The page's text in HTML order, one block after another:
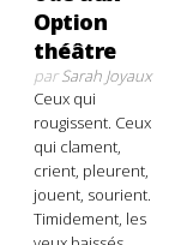
Option
théâtre
parSarah Joyaux
Ceux qui
rougissent. Ceux
qui clament,
crient, pleurent,
jouent, sourient.
Timidement, les